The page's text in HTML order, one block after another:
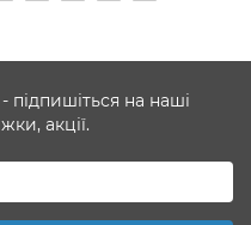
підпишіться на наші
акції.